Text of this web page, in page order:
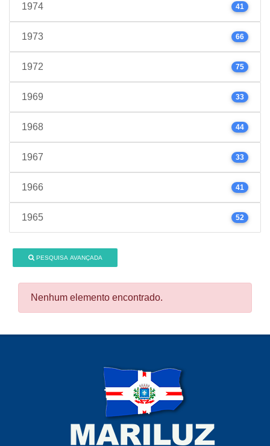
1974 41
1973 66
1972 75
1969 33
1968 44
1967 33
1966 41
1965 52
PESQUISA AVANÇADA
Nenhum elemento encontrado.